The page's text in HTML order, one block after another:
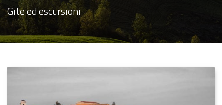
Gite ed escursioni